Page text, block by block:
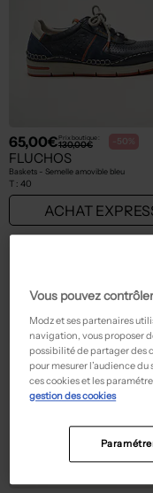
65,00€Prix boutique :
130,00€ -50%
FLUCHOS
Baskets - Semelle amovible bleu
T : 40
ACHAT
Vous pouvez
Modz et ses partenaires
navigation, vous proposer
possibilité de partager des
pour mesurer l’audience du
ces cookies et les
gestion des cookies